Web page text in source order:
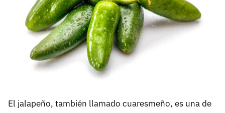
El jalapeño, también llamado cuaresmeño, es una de